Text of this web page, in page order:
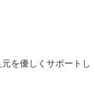
を優しくサポートし